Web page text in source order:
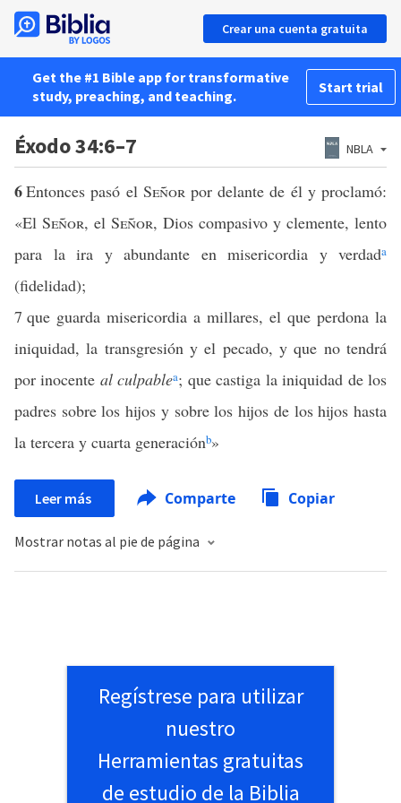
Crear una cuenta gratuita
Get the #1 Bible app for transformative
study, preaching, and teaching.
Start trial
Éxodo 34:6–7 NBLA
6Entonces pasó el Señorpor delante de él y proclamó:
«El Señor, el Señor, Dios compasivo y clemente, lento
para la ira y abundante en misericordia y verdada
(fidelidad);
7 que guarda misericordia a millares, el que perdona la
iniquidad, la transgresión y el pecado, y que no tendrá
por inocente al culpablea; que castiga la iniquidad de los
padres sobre los hijos y sobre los hijos de los hijos hasta
la tercera y cuarta generaciónb»
Leer más Comparte Copiar
Mostrar notas al pie de página
Regístrese para utilizar
nuestro
Herramientas gratuitas
de estudio de la Biblia